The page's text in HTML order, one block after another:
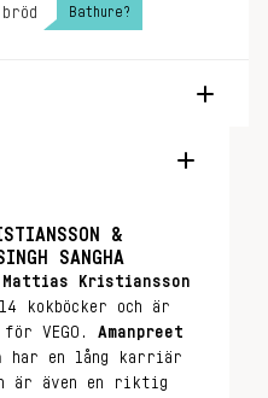
Bathure?
betyder kikärtor
tycker att det låter
i att du
te och kryddor.
mörka färgen och
kan serveras med
klassikern är med
till någon från
&
SANGHA
Mattias Kristiansson
kokböcker och är
VEGO. Amanpreet
har en lång karriär
är även en riktig